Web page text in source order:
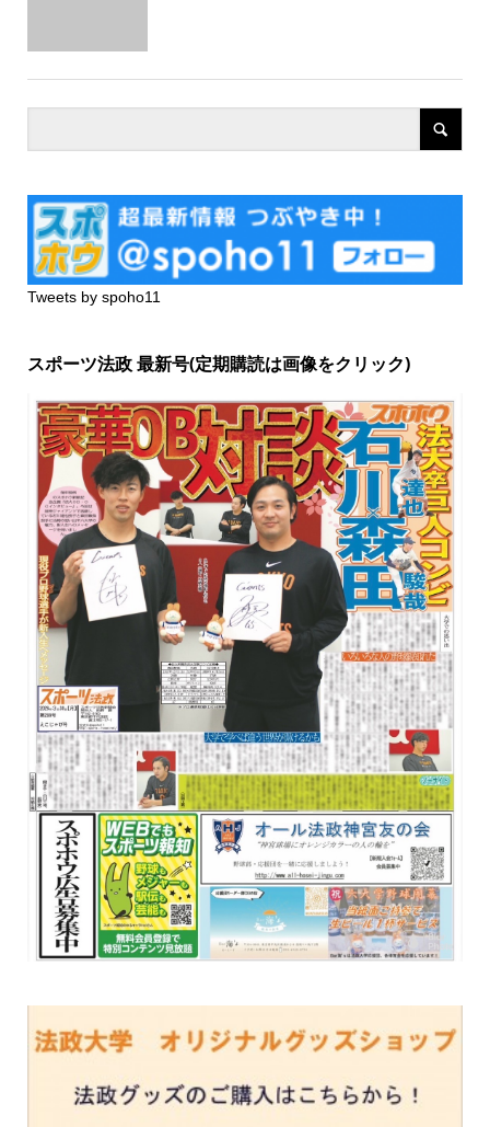
Tweets by spoho11
スポーツ法政 最新号(定期購読は画像をクリック)